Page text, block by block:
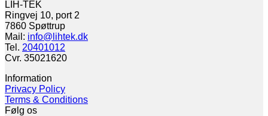
LIH-TEK
Ringvej 10, port 2
7860 Spøttrup
Mail: info@lihtek.dk
Tel. 20401012
Cvr. 35021620
Information
Privacy Policy
Terms & Conditions
Følg os